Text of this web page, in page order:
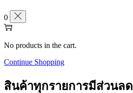
0
No products in the cart.
Continue Shopping
สินค้าทุกรายการมีส่วนลด